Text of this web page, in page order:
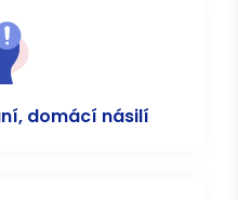
domácí násilí